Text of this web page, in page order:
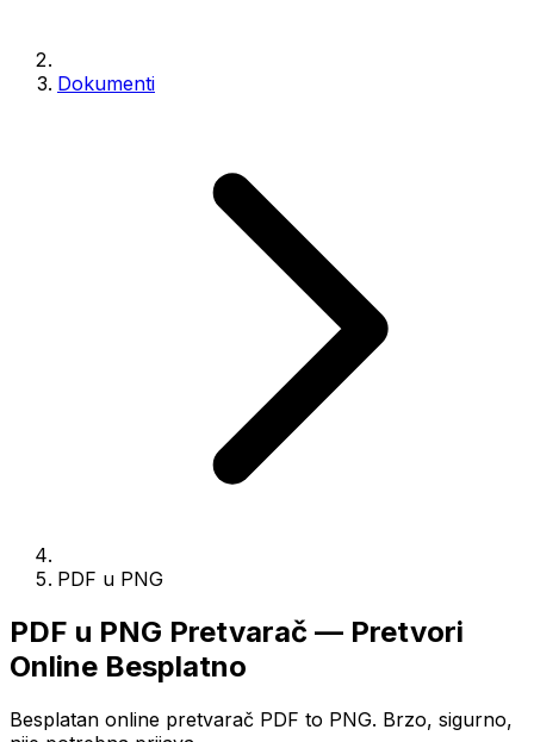
Dokumenti
PDF u PNG
PDF u PNG Pretvarač — Pretvori
Online Besplatno
Besplatan online pretvarač PDF to PNG. Brzo, sigurno,